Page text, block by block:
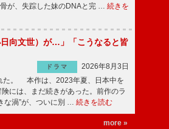
が、失踪した妹のDNAと完 … 続きを
向文世）が…」「こうなると皆
ドラマ
2026年8月3日
た。 本作は、2023年夏、日本中を
には、まだ続きがあった。前作のラ
な渦”が、ついに別 … 続きを読む
more »